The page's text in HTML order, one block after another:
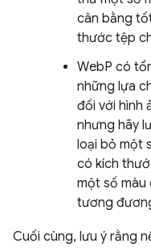
cân bằng
thước tệp
WebP có
những lựa
đối với hình
nhưng hãy
loại bỏ một
có kích
một số màu
tương
Cuối cùng, lưu ý rằng